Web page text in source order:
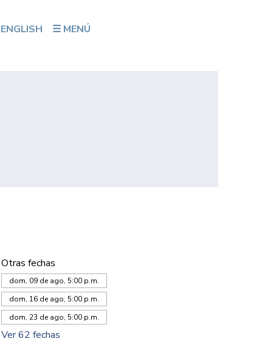
ENGLISH ☰ MENÚ
Otras fechas
dom, 09 de ago, 5:00 p.m.
dom, 16 de ago, 5:00 p.m.
dom, 23 de ago, 5:00 p.m.
Ver 62 fechas